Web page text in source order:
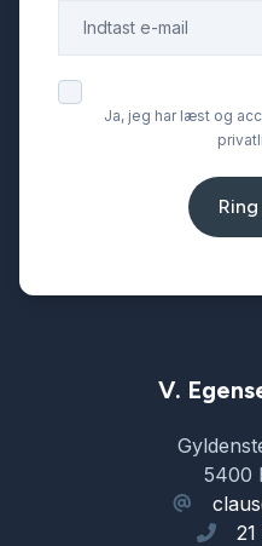
Ja, jeg har læst og
V.
5400